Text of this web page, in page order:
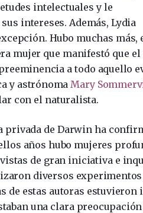
intelectuales y le
intereses. Además, Lydia
Hubo muchas más,
mujer que manifestó que
a todo aquello
y astrónoma Mary
con el naturalista.
privada de Darwin ha
años hubo mujeres
de gran iniciativa e
diversos
de estas autoras
una clara